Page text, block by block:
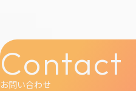
Contact
お問い合わせ